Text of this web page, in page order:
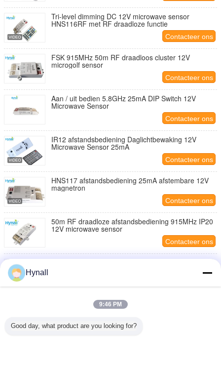
Tri-level dimming DC 12V microwave sensor
HNS116RF met RF draadloze functie
Contacteer ons
FSK 915MHz 50m RF draadloos cluster 12V
microgolf sensor
Contacteer ons
Aan / uit bedien 5.8GHz 25mA DIP Switch 12V
Microwave Sensor
Contacteer ons
IR12 afstandsbediening Daglichtbewaking 12V
Microwave Sensor 25mA
Contacteer ons
HNS117 afstandsbediening 25mA afstembare 12V
magnetron
Contacteer ons
50m RF draadloze afstandsbediening 915MHz IP20
12V microwave sensor
Contacteer ons
HNS114 Kleine grootte Bewegingssensor Schakelaar
Daglicht Harvest Microwave Motion Sensor IR
afstandsbediening HNS111DH 1-10V Dimming
Hynall
9:46 PM
Good day, what product are you looking for?